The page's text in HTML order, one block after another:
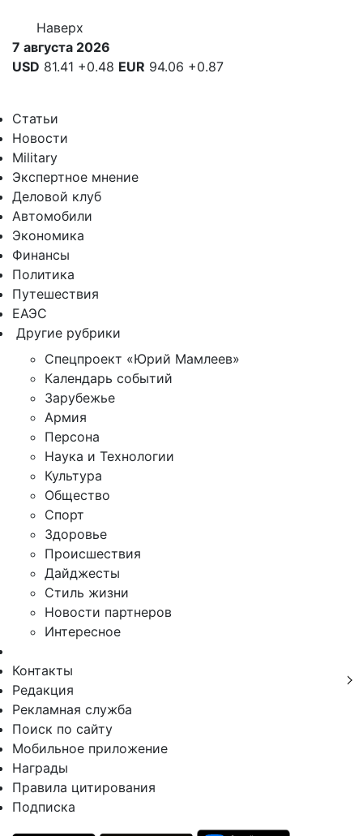
Наверх
7 августа 2026
USD 81.41 +0.48 EUR 94.06 +0.87
Статьи
Новости
Military
Экспертное мнение
Деловой клуб
Автомобили
Экономика
Финансы
Политика
Путешествия
ЕАЭС
Другие рубрики
Спецпроект «Юрий Мамлеев»
Календарь событий
Зарубежье
Армия
Персона
Наука и Технологии
Культура
Общество
Спорт
Здоровье
Происшествия
Дайджесты
Стиль жизни
Новости партнеров
Интересное
Контакты
Редакция
Рекламная служба
Поиск по сайту
Мобильное приложение
Награды
Правила цитирования
Подписка